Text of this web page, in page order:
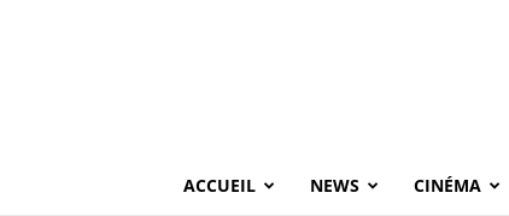
ACCUEIL NEWS CINÉMA